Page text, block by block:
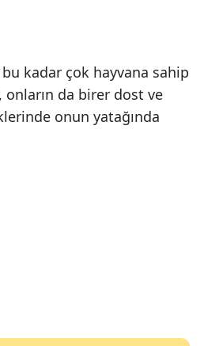
kadar çok hayvana sahip
da birer dost ve
onun yatağında